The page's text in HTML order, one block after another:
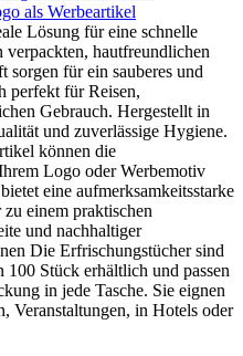
als Werbeartikel
Lösung für eine schnelle
hautfreundlichen
sorgen für ein sauberes und
perfekt für Reisen,
Gebrauch. Hergestellt in
und zuverlässige Hygiene.
können die
Logo oder Werbemotiv
eine aufmerksamkeitsstarke
einem praktischen
und nachhaltiger
Die Erfrischungstücher sind
Stück erhältlich und passen
in jede Tasche. Sie eignen
Veranstaltungen, in Hotels oder